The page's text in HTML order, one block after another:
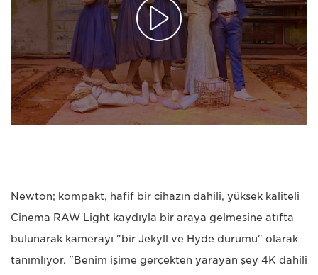
Newton; kompakt, hafif bir cihazın dahili, yüksek kaliteli
Cinema RAW Light kaydıyla bir araya gelmesine atıfta
bulunarak kamerayı "bir Jekyll ve Hyde durumu" olarak
tanımlıyor. "Benim işime gerçekten yarayan şey 4K dahili